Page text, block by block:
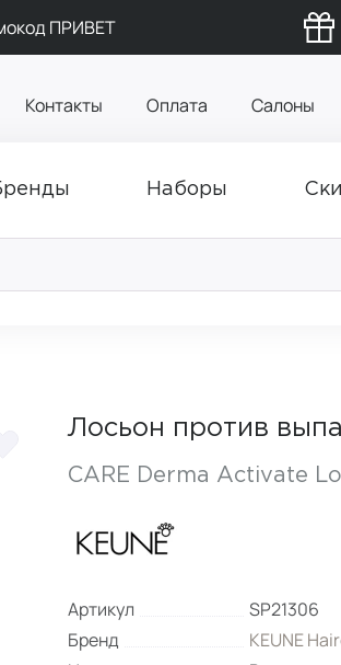
ПРИВЕТ
Контакты Оплата Салоны
Наборы
Лосьон против
CARE Derma Activate
Артикул
SP21306
Бренд
KEUNE